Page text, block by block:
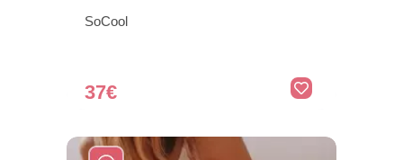
SoCool
37€